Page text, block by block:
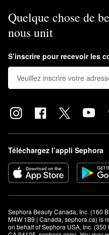
Quelque chose de
nous unit
S’inscrire pour recevoir les
Téléchargez l’appli Sephora
Sephora Beauty Canada, Inc. (160
M4W 1B9 | Canada, sephora.ca) is
on behalf of Sephora USA, Inc.